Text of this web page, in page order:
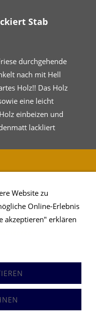
Stab
durchgehende
nach mit Hell
Holz!! Das Holz
eine leicht
einbeizen und
lackliert
Lackiert
Kz A/ B
Website zu
Online-Erlebnis
akzeptieren" erklären